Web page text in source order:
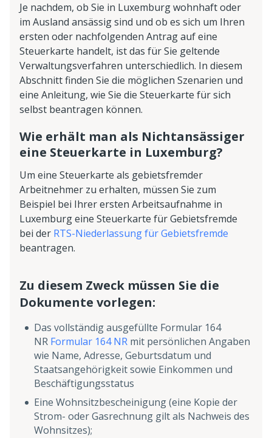
Je nachdem, ob Sie in Luxemburg wohnhaft oder
im Ausland ansässig sind und ob es sich um Ihren
ersten oder nachfolgenden Antrag auf eine
Steuerkarte handelt, ist das für Sie geltende
Verwaltungsverfahren unterschiedlich. In diesem
Abschnitt finden Sie die möglichen Szenarien und
eine Anleitung, wie Sie die Steuerkarte für sich
selbst beantragen können.
Wie erhält man als Nichtansässiger
eine Steuerkarte in Luxemburg?
Um eine Steuerkarte als gebietsfremder
Arbeitnehmer zu erhalten, müssen Sie zum
Beispiel bei Ihrer ersten Arbeitsaufnahme in
Luxemburg eine Steuerkarte für Gebietsfremde
bei der RTS-Niederlassung für Gebietsfremde
beantragen.
Zu diesem Zweck müssen Sie die
Dokumente vorlegen:
Das vollständig ausgefüllte Formular 164
NR Formular 164 NR mit persönlichen Angaben
wie Name, Adresse, Geburtsdatum und
Staatsangehörigkeit sowie Einkommen und
Beschäftigungsstatus
Eine Wohnsitzbescheinigung (eine Kopie der
Strom- oder Gasrechnung gilt als Nachweis des
Wohnsitzes);